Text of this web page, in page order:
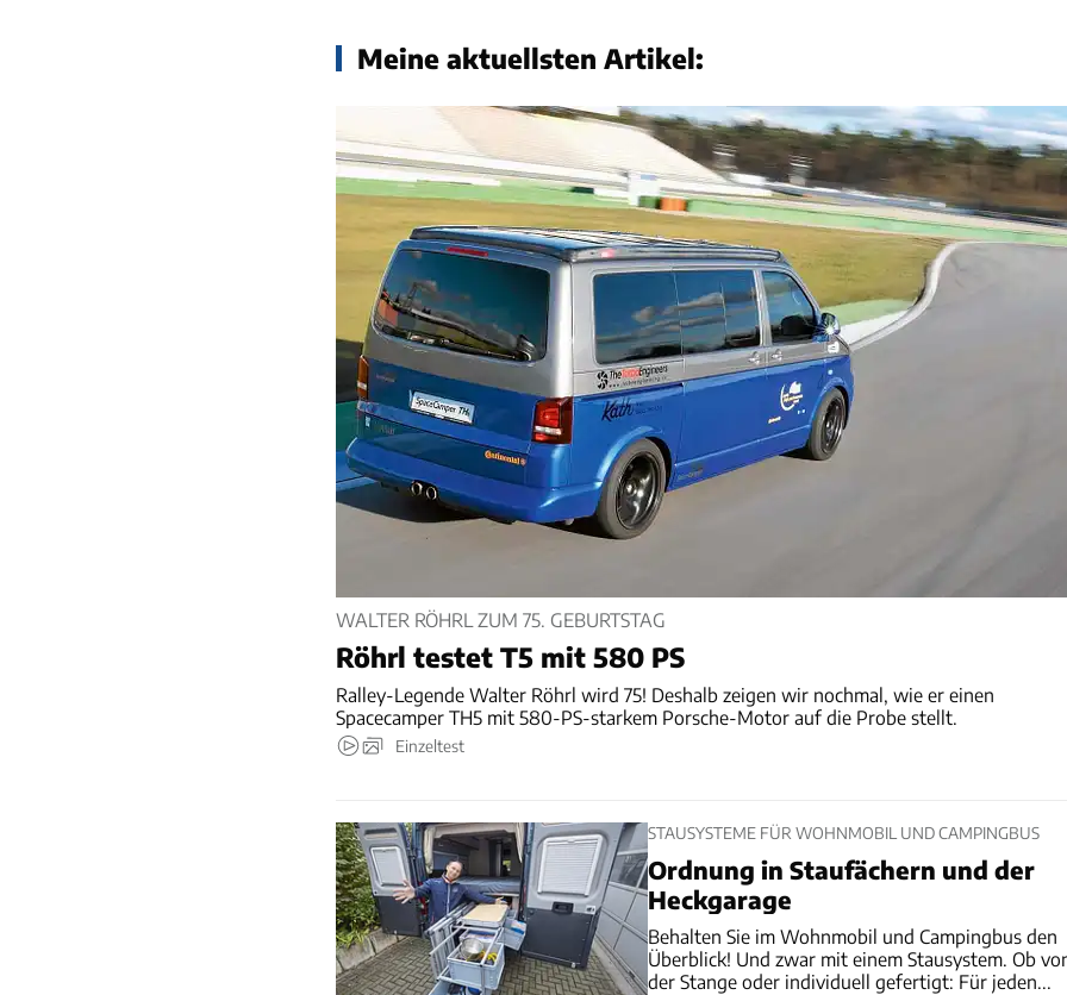
Meine aktuellsten Artikel:
WALTER RÖHRL ZUM 75. GEBURTSTAG
Röhrl testet T5 mit 580 PS
Ralley-Legende Walter Röhrl wird 75! Deshalb zeigen wir nochmal, wie er einen
Spacecamper TH5 mit 580-PS-starkem Porsche-Motor auf die Probe stellt.
Einzeltest
STAUSYSTEME FÜR WOHNMOBIL UND CAMPINGBUS
Ordnung in Staufächern und der
Heckgarage
Behalten Sie im Wohnmobil und Campingbus den
Überblick! Und zwar mit einem Stausystem. Ob
der Stange oder individuell gefertigt: Für jeden...